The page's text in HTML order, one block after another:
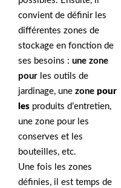
convient de définir les
différentes zones de
stockage en fonction de
ses besoins : une zone
pour les outils de
jardinage, une zone pour
les produits d’entretien,
une zone pour les
conserves et les
bouteilles, etc.
Une fois les zones
définies, il est temps de